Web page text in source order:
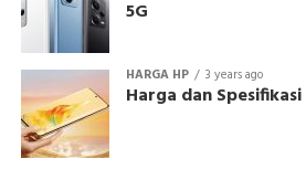
5G
HARGA HP 3 years ago
Harga dan Spesifikasi